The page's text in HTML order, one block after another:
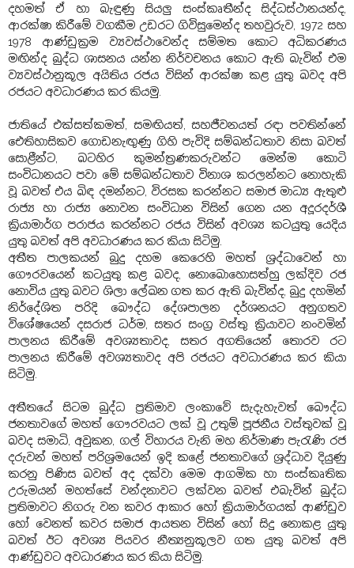
දහමත් ඒ හා බැඳුණු සියලු සංස්කෘතීන්ද සිද්ධස්ථානයන්ද,
ආරක්ෂා කිරීමේ වගකීම උඩරට ගිවිසුමෙන්ද තහවුරුව, 1972 සහ
1978 ආණ්ඩුක්‍රම ව්‍යවස්ථාවෙන්ද සම්මත කොට අධිකරණය
මඟින්ද බුද්ධ ශාසනය යන්න නිර්වචනය කොට ඇති බැවින් එම
ව්‍යවස්ථානුකූල අයිතිය රජය විසින් ආරක්ෂා කළ යුතු බවද අපි
රජයට අවධාරණය කර කියමු.
ජාතියේ එක්සත්කමත්, සමඟියත්, සහජීවනයත් රඳා පවතින්නේ
ඓතිහාසිකව ගොඩනැඟුණු ගිහි පැවිදි සම්බන්ධතාව නිසා බවත්
සොළීන්ට, බටහිර කුමන්ත්‍රණකරුවන්ට මෙන්ම කොටි
සංවිධානයට පවා මේ සම්බන්ධතාව විනාශ කරලන්නට නොහැකි
වූ බවත් එය බිඳ දමන්නට, විරසක කරන්නට සමාජ මාධ්‍ය ඇතුළු
රාජ්‍ය හා රාජ්‍ය නොවන සංවිධාන විසින් ගෙන යන අදූරදර්ශී
ක්‍රියාමාර්ග පරාජය කරන්නට රජය විසින් අවශ්‍ය කටයුතු යෙදිය
යුතු බවත් අපි අවධාරණය කර කියා සිටිමු.
අතීත පාලකයන් බුදු දහම කෙරෙහි මහත් ශ්‍රද්ධාවෙන් හා
ගෞරවයෙන් කටයුතු කළ බවද, නොබොහොසත්හු ලක්දිව රජ
නොවිය යුතු බවට ශිලා ලේඛන ගත කර ඇති බැවින්ද, බුදු දහමින්
නිර්දේශිත පරිදි බෞද්ධ දේශපාලන දර්ශනයට අනුගතව
විශේෂයෙන් දසරාජ ධර්ම, සතර සංග්‍ර වස්තු ක්‍රියාවට නංවමින්
පාලනය කිරීමේ අවශ්‍යතාවද, සතර අගතියෙන් තොරව රට
පාලනය කිරීමේ අවශ්‍යතාවද අපි රජයට අවධාරණය කර කියා
සිටිමු.
අතීතයේ සිටම බුද්ධ ප්‍රතිමාව ලංකාවේ සැදැහැවත් බෞද්ධ
ජනතාවගේ මහත් ගෞරවයට ලක් වූ උතුම් පූජනීය වස්තුවක් වූ
බවද සමාධි, අවුකන, ගල් විහාරය වැනි මහ නිර්මාණ පැරැණි රජ
දරුවන් මහත් පරිශ්‍රමයෙන් ඉදි කළේ ජනතාවගේ ශ්‍රද්ධාව දියුණු
කරනු පිණිස බවත් අද දක්වා මෙම ආගමික හා සංස්කෘතික
උරුමයන් මහත්සේ වන්දනාවට ලක්වන බවත් එබැවින් බුද්ධ
ප්‍රතිමාවට නිගරු වන කවර ආකාර හෝ ක්‍රියාමාර්ගයක් ආණ්ඩුව
හෝ වෙනත් කවර සමාජ ආයතන විසින් හෝ සිදු නොකළ යුතු
බවත් ඊට අවශ්‍ය පියවර නීත්‍යනුකූලව ගත යුතු බවත් අපි
ආණ්ඩුවට අවධාරණය කර කියා සිටිමු.